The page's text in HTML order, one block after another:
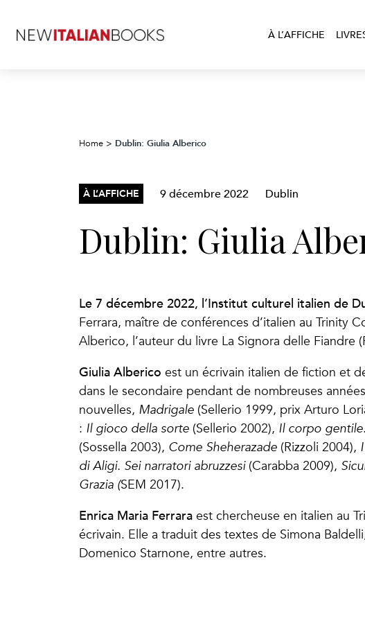
À L’AFFICHE
Home > Dublin: Giulia Alberico
À L’AFFICHE 9 décembre 2022 Dublin
Dublin: Giulia
Le 7 décembre 2022, l’Institut culturel italien de
Ferrara, maître de conférences d’italien au Trinity
Alberico, l’auteur du livre La Signora delle Fiandre
Giulia Alberico est un écrivain italien de fiction et
dans le secondaire pendant de nombreuses
nouvelles, Madrigale (Sellerio 1999, prix Arturo
: Il gioco della sorte (Sellerio 2002), Il corpo gentile.
(Sossella 2003), Come Sheherazade (Rizzoli 2004),
di Aligi. Sei narratori abruzzesi (Carabba 2009),
Grazia (SEM 2017).
Enrica Maria Ferrara est chercheuse en italien au
écrivain. Elle a traduit des textes de Simona
Domenico Starnone, entre autres.